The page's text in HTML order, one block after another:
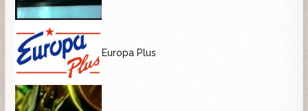
Europa Plus